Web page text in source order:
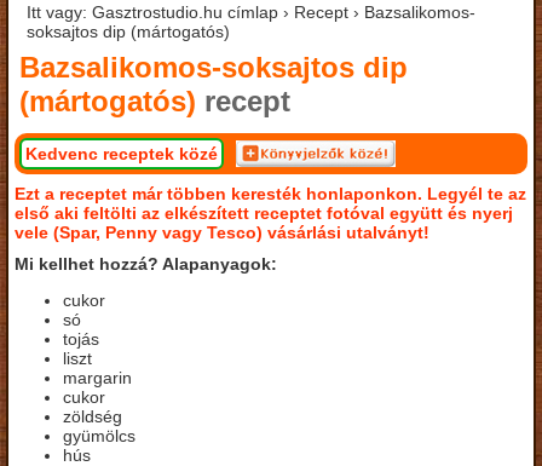
Itt vagy: Gasztrostudio.hu címlap › Recept › Bazsalikomos-
soksajtos dip (mártogatós)
Bazsalikomos-soksajtos dip
(mártogatós) recept
Kedvenc receptek közé
Ezt a receptet már többen keresték honlaponkon. Legyél te az
első aki feltölti az elkészített receptet fotóval együtt és nyerj
vele (Spar, Penny vagy Tesco) vásárlási utalványt!
Mi kellhet hozzá? Alapanyagok:
cukor
só
tojás
liszt
margarin
cukor
zöldség
gyümölcs
hús